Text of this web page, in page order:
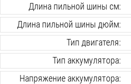
Длина пильной шины см:
Длина пильной шины дюйм:
Тип двигателя:
Тип аккумулятора:
Напряжение аккумулятора: